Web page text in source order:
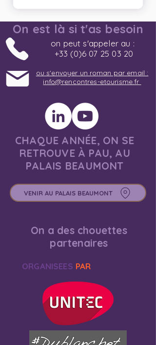
On est là si t'as besoin
on peut s'appeler au :
+33 (0)6 07 25 03 20
ou s'envoyer un roman par email :
info@rencontres-etourisme.fr
CHAQUE ANNÉE, ON SE
RETROUVE À PAU, AU
PALAIS BEAUMONT
VENIR AU PALAIS BEAUMONT
On a des chouettes
partenaires
ORGANISEES PAR